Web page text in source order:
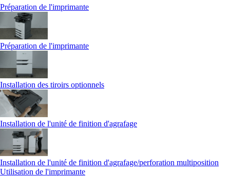
Préparation de l'imprimante
Préparation de l'imprimante
Installation des tiroirs optionnels
Installation de l'unité de finition d'agrafage
Installation de l'unité de finition d'agrafage/perforation multiposition
Utilisation de l'imprimante